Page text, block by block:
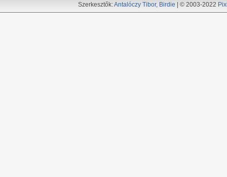
Szerkesztők:Antalóczy Tibor, Birdie | © 2003-2022